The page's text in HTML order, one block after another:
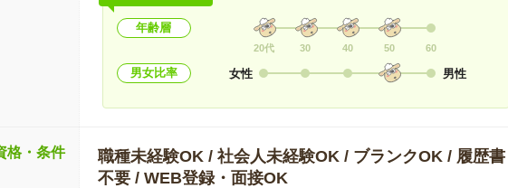
年齢層
20代 30 40 50 60
男女比率 女性 男性
格・条件
職種未経験OK / 社会人未経験OK / ブランクOK / 履歴書
不要 / WEB登録・面接OK